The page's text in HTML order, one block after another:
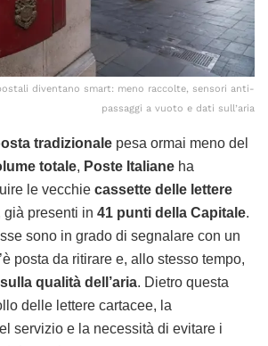
diventano smart: meno raccolte, sensori anti-
passaggi a vuoto e dati sull’aria
tradizionale pesa ormai meno del
totale, Poste Italiane ha
le vecchie cassette delle lettere
già presenti in 41 punti della Capitale.
sono in grado di segnalare con un
posta da ritirare e, allo stesso tempo,
qualità dell’aria. Dietro questa
delle lettere cartacee, la
servizio e la necessità di evitare i